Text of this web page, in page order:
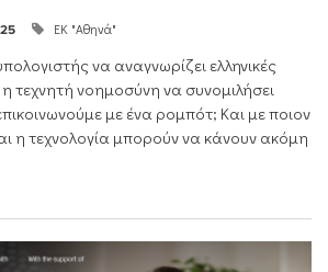
ΕΚ "Αθηνά"
να αναγνωρίζει ελληνικές
τεχνητή νοημοσύνη να συνομιλήσει
με ένα ρομπότ; Και με ποιον
η τεχνολογία μπορούν να κάνουν ακόμη